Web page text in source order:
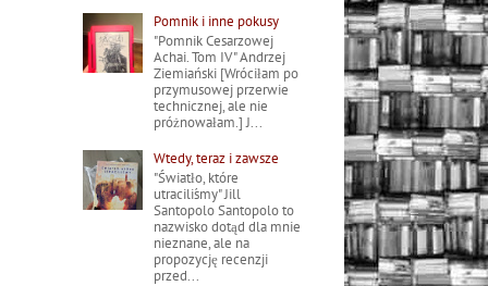
Pomnik i inne pokusy
"Pomnik Cesarzowej
Achai. Tom IV" Andrzej
Ziemiański [Wróciłam po
przymusowej przerwie
technicznej, ale nie
próżnowałam.] J...
Wtedy, teraz i zawsze
"Światło, które
utraciliśmy" Jill
Santopolo Santopolo to
nazwisko dotąd dla mnie
nieznane, ale na
propozycję recenzji
przed...